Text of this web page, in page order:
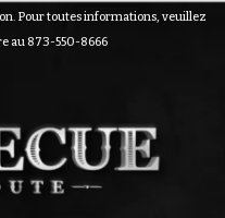
Pour toutes informations, veuillez
au 873-550-8666